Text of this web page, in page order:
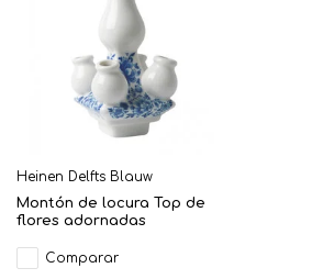
Heinen Delfts Blauw
Montón de locura Top de
flores adornadas
Comparar